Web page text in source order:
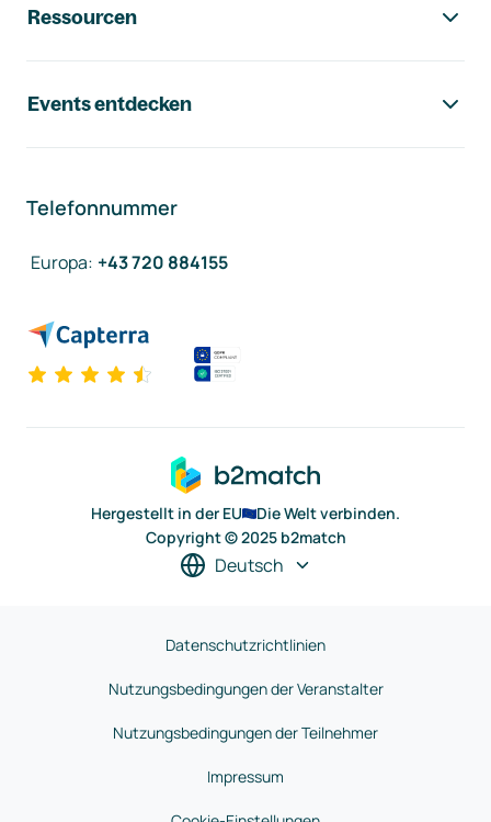
Ressourcen
Events entdecken
Telefonnummer
Europa: +43 720 884155
Hergestellt in der EU
Die Welt verbinden.
Copyright © 2025 b2match
Deutsch
Datenschutzrichtlinien
Nutzungsbedingungen der Veranstalter
Nutzungsbedingungen der Teilnehmer
Impressum